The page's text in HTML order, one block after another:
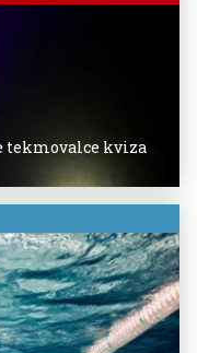
tekmovalce kviza